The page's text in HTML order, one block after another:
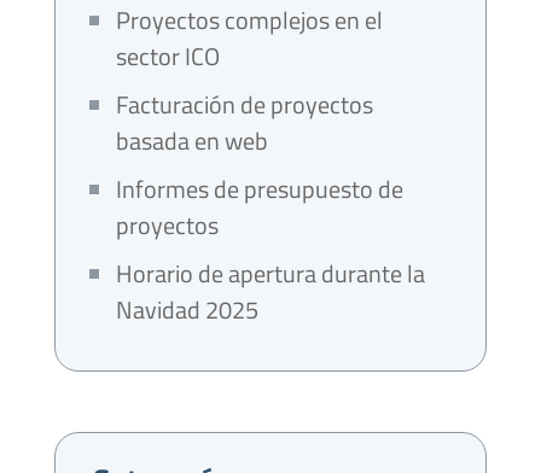
Proyectos complejos en el
sector ICO
Facturación de proyectos
basada en web
Informes de presupuesto de
proyectos
Horario de apertura durante la
Navidad 2025